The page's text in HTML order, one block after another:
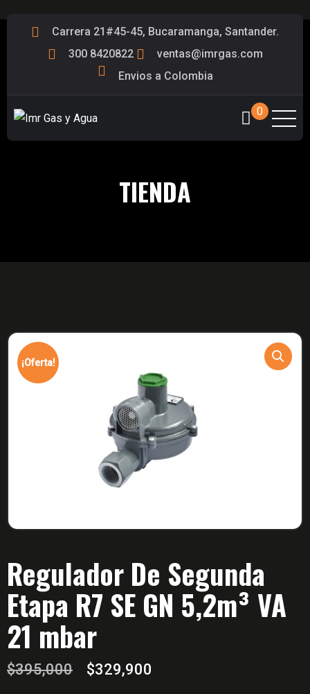
Carrera 21#45-45, Bucaramanga, Santander.
300 8420822
ventas@imrgas.com
Envios a Colombia
0
TIENDA
¡Oferta!
Regulador De Segunda
Etapa R7 SE GN 5,2m³ VA
21 mbar
$395,000 $329,900